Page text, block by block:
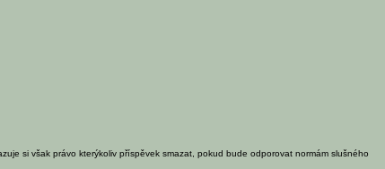
si však právo kterýkoliv příspěvek smazat, pokud bude odporovat normám slušného